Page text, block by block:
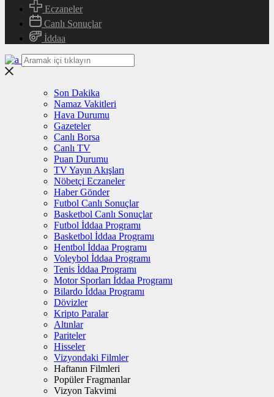
Eczaneler
Canlı Sonuçlar
İddaa
Son Dakika
Namaz Vakitleri
Hava Durumu
Gazeteler
Canlı Borsa
Canlı TV
Puan Durumu
TV Yayın Akışları
Nöbetçi Eczaneler
Haber Gönder
Futbol Canlı Sonuçlar
Basketbol Canlı Sonuçlar
Futbol İddaa Programı
Basketbol İddaa Programı
Hentbol İddaa Programı
Voleybol İddaa Programı
Tenis İddaa Programı
Motor Sporları İddaa Programı
Bilardo İddaa Programı
Dövizler
Kripto Paralar
Altınlar
Pariteler
Hisseler
Vizyondaki Filmler
Haftanın Filmleri
Popüler Fragmanlar
Vizyon Takvimi